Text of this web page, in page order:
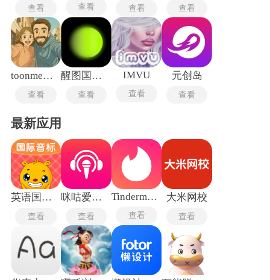
据后直接给出适配建议，并允许手动微调发片边缘与头顶体积
参数。
查看 查看 查看 查看
toonme中文版
查看
醒图国际版
查看
IMVU
查看
元创岛
查看
最新应用
英语国际音标
查看
咪咕爱唱手机版
查看
Tindermatch
查看
大米网校
查看